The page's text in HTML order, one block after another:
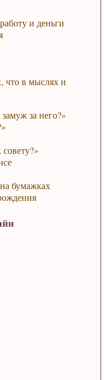
и деньги
что в мыслях и
за него?»
бумажках